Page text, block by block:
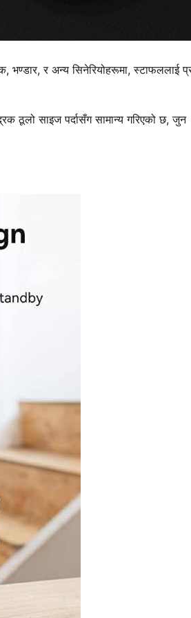
भण्डार, र अन्य सिनेरियोहरूमा, स्टाफललाई
ठूलो साइज पर्दासँग सामान्य गरिएको छ, जुन